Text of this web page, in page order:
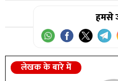
मेट्रो और कारपूलिंग सुझाई
हमसे
लेखक के बारे में